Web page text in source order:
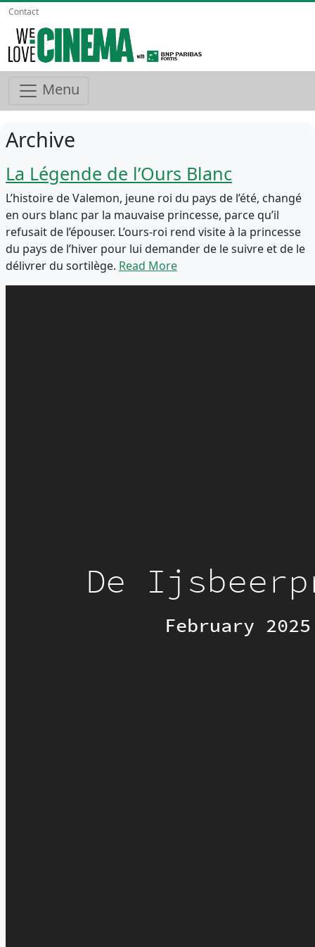
Contact
Menu
Archive
La Légende de l’Ours Blanc
L’histoire de Valemon, jeune roi du pays de l’été, changé
en ours blanc par la mauvaise princesse, parce qu’il
refusait de l’épouser. L’ours-roi rend visite à la princesse
du pays de l’hiver pour lui demander de le suivre et de le
délivrer du sortilège. Read More